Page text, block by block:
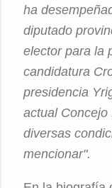
ha
diputado
elector para la
candidatura
presidencia
actual Concejo
diversas
mencionar".